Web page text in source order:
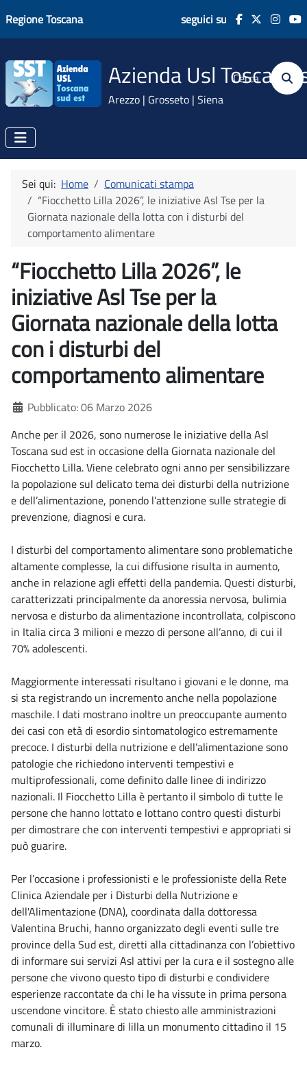
Regione Toscana seguici su
Azienda Usl Toscana
Arezzo | Grosseto | Siena
Cerca
Sei qui: Home
Comunicati stampa
“Fiocchetto Lilla 2026”, le iniziative Asl Tse per la
Giornata nazionale della lotta con i disturbi del
comportamento alimentare
“Fiocchetto Lilla 2026”, le
iniziative Asl Tse per la
Giornata nazionale della lotta
con i disturbi del
comportamento alimentare
Dettagli
Pubblicato: 06 Marzo 2026
Anche per il 2026, sono numerose le iniziative della Asl
Toscana sud est in occasione della Giornata nazionale del
Fiocchetto Lilla. Viene celebrato ogni anno per sensibilizzare
la popolazione sul delicato tema dei disturbi della nutrizione
e dell’alimentazione, ponendo l’attenzione sulle strategie di
prevenzione, diagnosi e cura.
I disturbi del comportamento alimentare sono problematiche
altamente complesse, la cui diffusione risulta in aumento,
anche in relazione agli effetti della pandemia. Questi disturbi,
caratterizzati principalmente da anoressia nervosa, bulimia
nervosa e disturbo da alimentazione incontrollata, colpiscono
in Italia circa 3 milioni e mezzo di persone all’anno, di cui il
70% adolescenti.
Maggiormente interessati risultano i giovani e le donne, ma
si sta registrando un incremento anche nella popolazione
maschile. I dati mostrano inoltre un preoccupante aumento
dei casi con età di esordio sintomatologico estremamente
precoce. I disturbi della nutrizione e dell’alimentazione sono
patologie che richiedono interventi tempestivi e
multiprofessionali, come definito dalle linee di indirizzo
nazionali. Il Fiocchetto Lilla è pertanto il simbolo di tutte le
persone che hanno lottato e lottano contro questi disturbi
per dimostrare che con interventi tempestivi e appropriati si
può guarire.
Per l’occasione i professionisti e le professioniste della Rete
Clinica Aziendale per i Disturbi della Nutrizione e
dell'Alimentazione (DNA), coordinata dalla dottoressa
Valentina Bruchi, hanno organizzato degli eventi sulle tre
province della Sud est, diretti alla cittadinanza con l’obiettivo
di informare sui servizi Asl attivi per la cura e il sostegno alle
persone che vivono questo tipo di disturbi e condividere
esperienze raccontate da chi le ha vissute in prima persona
uscendone vincitore. È stato chiesto alle amministrazioni
comunali di illuminare di lilla un monumento cittadino il 15
marzo.